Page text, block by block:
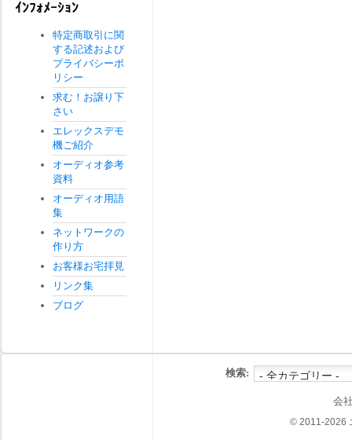
ｲﾝﾌｫﾒｰｼｮﾝ
特定商取引に関
する記述および
プライバシーポ
リシー
求む！お譲り下
さい
エレックスデモ
機ご紹介
オーディオ参考
資料
オーディオ用語
集
ネットワークの
作り方
お客様お宅拝見
リンク集
ブログ
検索:
会
© 2011-2026